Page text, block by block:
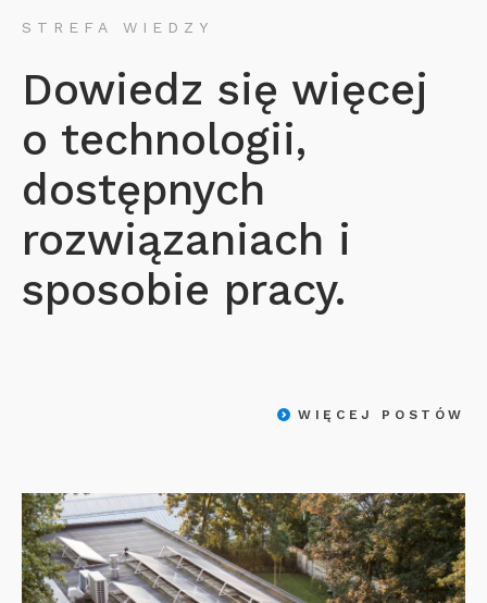
STREFA WIEDZY
Dowiedz się więcej
o technologii,
dostępnych
rozwiązaniach i
sposobie pracy.
WIĘCEJ POSTÓW